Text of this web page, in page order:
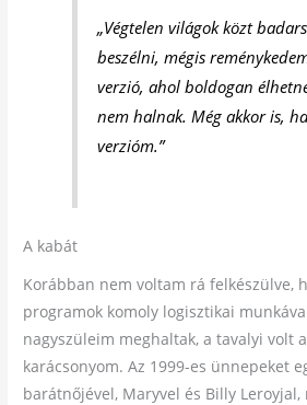
„Végtelen világok közt
beszélni, mégis
verzió, ahol boldogan
nem halnak. Még akkor is,
verzióm.”
A kabát
Korábban nem voltam rá felkészülve,
programok komoly logisztikai
nagyszüleim meghaltak, a tavalyi volt
karácsonyom. Az 1999-es ünnepeket
barátnőjével, Maryvel és Billy